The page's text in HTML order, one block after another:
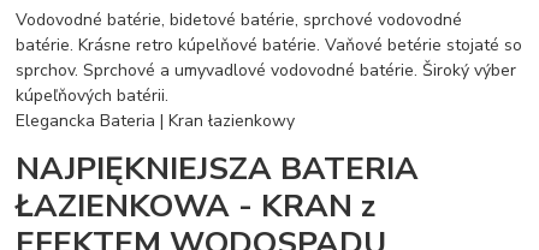
Vodovodné batérie, bidetové batérie, sprchové vodovodné
batérie. Krásne retro kúpelňové batérie. Vaňové betérie stojaté so
sprchov. Sprchové a umyvadlové vodovodné batérie. Široký výber
kúpeľňových batérii.
Elegancka Bateria | Kran łazienkowy
NAJPIĘKNIEJSZA BATERIA
ŁAZIENKOWA - KRAN z